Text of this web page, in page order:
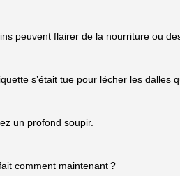
peuvent flairer de la nourriture ou
s’était tue pour lécher les dalles
un profond soupir.
comment maintenant ?